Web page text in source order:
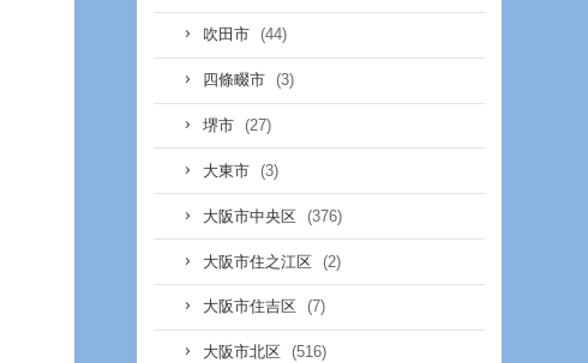
吹田市 (44)
四條畷市 (3)
堺市 (27)
大東市 (3)
大阪市中央区 (376)
大阪市住之江区 (2)
大阪市住吉区 (7)
大阪市北区 (516)